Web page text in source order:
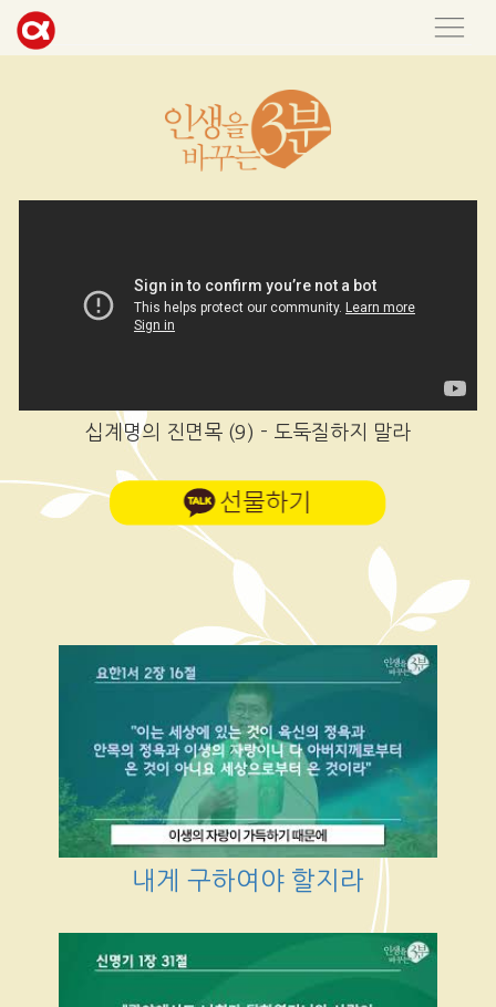
십계명의 진면목 (9) - 도둑질하지 말라
내게 구하여야 할지라